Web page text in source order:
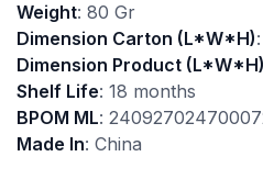
Weight: 80 Gr
Dimension Carton (L*W*H)
Dimension Product
Shelf Life: 18 months
BPOM ML:
Made In: China